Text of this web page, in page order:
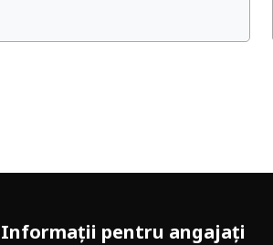
Informații pentru angajați